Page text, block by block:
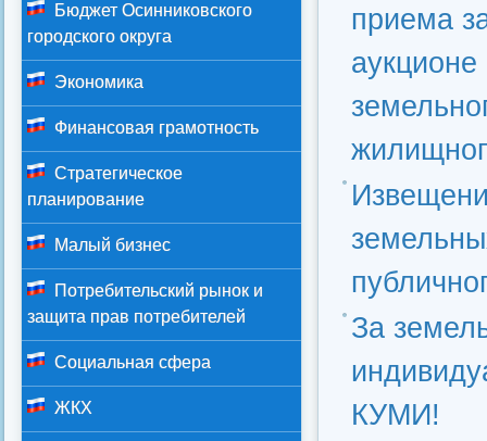
приема
За
КУМИ!
Бюджет Осинниковского
городского округа
Экономика
Финансовая грамотность
Стратегическое
планирование
Малый бизнес
Потребительский рынок и
защита прав потребителей
Социальная сфера
ЖКХ